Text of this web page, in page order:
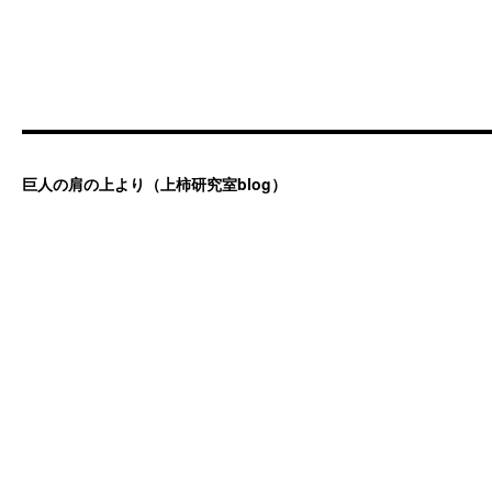
巨人の肩の上より（上柿研究室blog）